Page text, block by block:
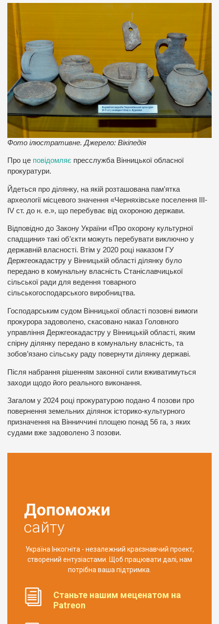
Фото ілюстративне. Джерело: Вікіпедія
Про це повідомляє пресслужба Вінницької обласної
прокуратури.
Йдеться про ділянку, на якій розташована пам’ятка
археології місцевого значення «Черняхівське поселення ІІІ-
ІV ст. до н. е.», що перебуває від охороною держави.
Відповідно до Закону України «Про охорону культурної
спадщини» такі об’єкти можуть перебувати виключно у
державній власності. Втім у 2020 році наказом ГУ
Держгеокадастру у Вінницькій області ділянку було
передано в комунальну власність Станіславчицької
сільської ради для ведення товарного
сільськогосподарського виробництва.
Господарським судом Вінницької області позовні вимоги
прокурора задоволено, скасовано наказ Головного
управління Держгеокадастру у Вінницькій області, яким
спірну ділянку передано в комунальну власність, та
зобов’язано сільську раду повернути ділянку державі.
Після набрання рішенням законної сили вживатимуться
заходи щодо його реального виконання.
Загалом у 2024 році прокуратурою подано 4 позови про
повернення земельних ділянок історико-культурного
призначення на Вінниччині площею понад 56 га, з яких
судами вже задоволено 3 позови.
Допоможи
сайту
Україна Інкогніта - незалежний краєзнавчий проект,
створений ентузіастами. Щоб працювати далі, нам
потрібна ваша підтримка.
Станьте нашим меценатом на
Patreon